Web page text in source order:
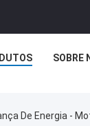
SOBRE
De Energia -